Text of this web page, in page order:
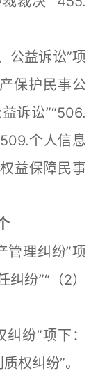
益诉讼”项
保护民事公
诉讼”“506.
个人信息
益保障民事
理纠纷”项
纷”“（2）
纷”项下：
权纠纷”。